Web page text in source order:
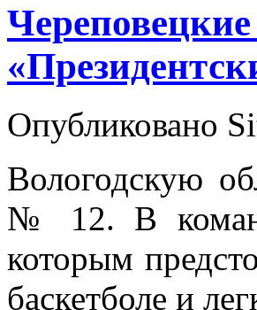
Опубликовано
Вологодскую
№ 12. В
которым
баскетболе и